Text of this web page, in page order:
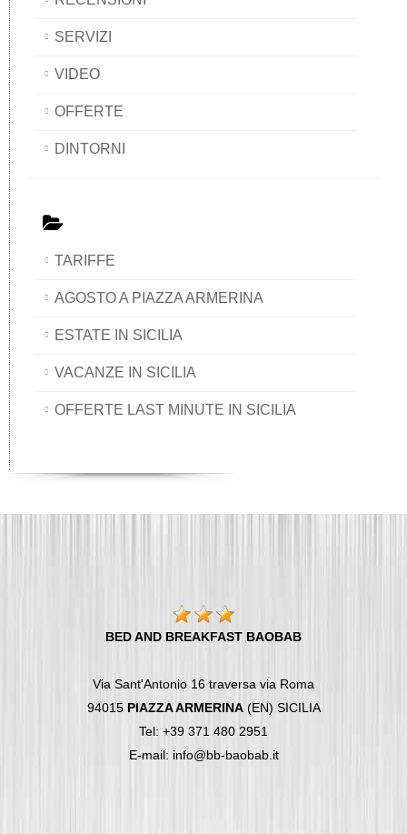
SERVIZI
VIDEO
OFFERTE
DINTORNI
TARIFFE
AGOSTO A PIAZZA ARMERINA
ESTATE IN SICILIA
VACANZE IN SICILIA
OFFERTE LAST MINUTE IN SICILIA
BED AND BREAKFAST BAOBAB
Via Sant'Antonio 16 traversa via Roma
94015 PIAZZA ARMERINA(EN) SICILIA
Tel: +39 371 480 2951
E-mail: info@bb-baobab.it